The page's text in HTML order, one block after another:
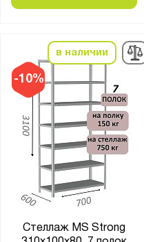
-10%
в наличии
Стеллаж MS Strong